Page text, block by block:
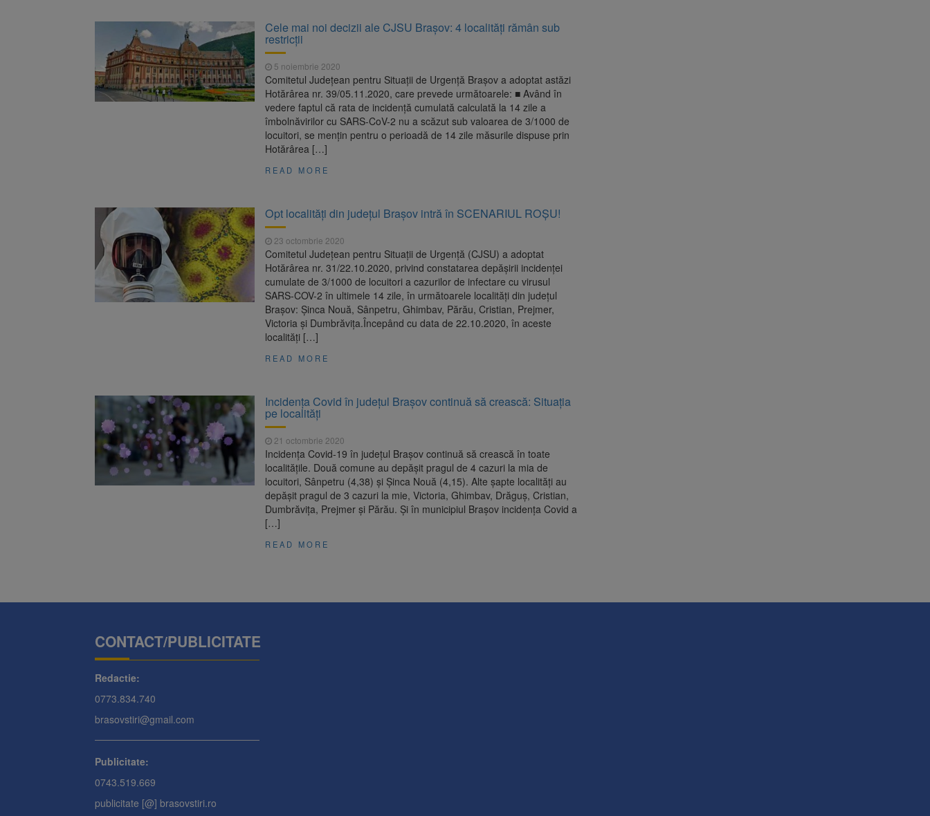
Cele mai noi decizii ale CJSU Brașov: 4 localități rămân sub
restricții
5 noiembrie 2020
Comitetul Județean pentru Situații de Urgență Brașov a adoptat astăzi
Hotărârea nr. 39/05.11.2020, care prevede următoarele: ■ Având în
vedere faptul că rata de incidență cumulată calculată la 14 zile a
îmbolnăvirilor cu SARS-CoV-2 nu a scăzut sub valoarea de 3/1000 de
locuitori, se mențin pentru o perioadă de 14 zile măsurile dispuse prin
Hotărârea […]
READ MORE
Opt localități din județul Brașov intră în SCENARIUL ROȘU!
23 octombrie 2020
Comitetul Județean pentru Situații de Urgență (CJSU) a adoptat
Hotărârea nr. 31/22.10.2020, privind constatarea depășirii incidenței
cumulate de 3/1000 de locuitori a cazurilor de infectare cu virusul
SARS-COV-2 în ultimele 14 zile, în următoarele localități din județul
Brașov: Șinca Nouă, Sânpetru, Ghimbav, Părău, Cristian, Prejmer,
Victoria și Dumbrăvița.Începând cu data de 22.10.2020, în aceste
localități […]
READ MORE
Incidența Covid în județul Brașov continuă să crească: Situația
pe localități
21 octombrie 2020
Incidența Covid-19 în județul Brașov continuă să crească în toate
localitățile. Două comune au depășit pragul de 4 cazuri la mia de
locuitori, Sânpetru (4,38) și Șinca Nouă (4,15). Alte șapte localități au
depășit pragul de 3 cazuri la mie, Victoria, Ghimbav, Drăguș, Cristian,
Dumbrăvița, Prejmer și Părău. Și în municipiul Brașov incidența Covid a
[…]
READ MORE
CONTACT/PUBLICITATE
Redactie:
0773.834.740
brasovstiri@gmail.com
Publicitate:
0743.519.669
publicitate [@] brasovstiri.ro